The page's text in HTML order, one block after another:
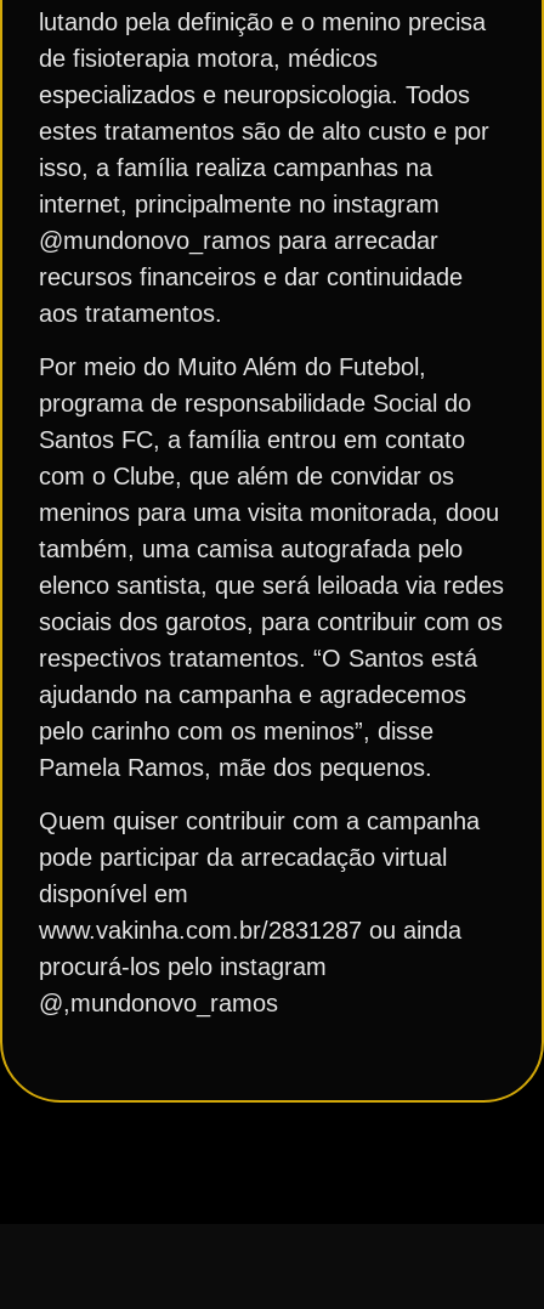
lutando pela definição e o menino precisa
de fisioterapia motora, médicos
especializados e neuropsicologia. Todos
estes tratamentos são de alto custo e por
isso, a família realiza campanhas na
internet, principalmente no instagram
@mundonovo_ramos para arrecadar
recursos financeiros e dar continuidade
aos tratamentos.
Por meio do Muito Além do Futebol,
programa de responsabilidade Social do
Santos FC, a família entrou em contato
com o Clube, que além de convidar os
meninos para uma visita monitorada, doou
também, uma camisa autografada pelo
elenco santista, que será leiloada via redes
sociais dos garotos, para contribuir com os
respectivos tratamentos. “O Santos está
ajudando na campanha e agradecemos
pelo carinho com os meninos”, disse
Pamela Ramos, mãe dos pequenos.
Quem quiser contribuir com a campanha
pode participar da arrecadação virtual
disponível em
www.vakinha.com.br/2831287 ou ainda
procurá-los pelo instagram
@,mundonovo_ramos